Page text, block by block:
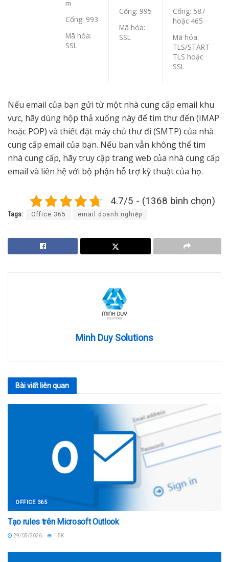
m
Cổng: 993
Mã hóa:
SSL
Cổng: 995
Mã hóa:
SSL
Cổng: 587
hoặc 465
Mã hóa:
TLS/START
TLS hoặc
SSL
Nếu email của bạn gửi từ một nhà cung cấp email khu
vực, hãy dùng hộp thả xuống này để tìm thư đến (IMAP
hoặc POP) và thiết đặt máy chủ thư đi (SMTP) của nhà
cung cấp email của bạn. Nếu bạn vẫn không thể tìm
nhà cung cấp, hãy truy cập trang web của nhà cung cấp
email và liên hệ với bộ phận hỗ trợ kỹ thuật của họ.
4.7/5 - (1368 bình chọn)
Tags: Office 365 email doanh nghiệp
Minh Duy Solutions
Bài viết liên quan
OFFICE 365
Tạo rules trên Microsoft Outlook
29/05/2026 1.5K